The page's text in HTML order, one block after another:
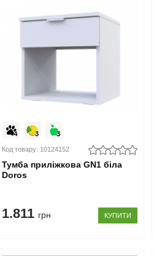
Код товару: 10124152
Тумба приліжкова GN1 біла
Doros
1.811 грн КУПИТИ